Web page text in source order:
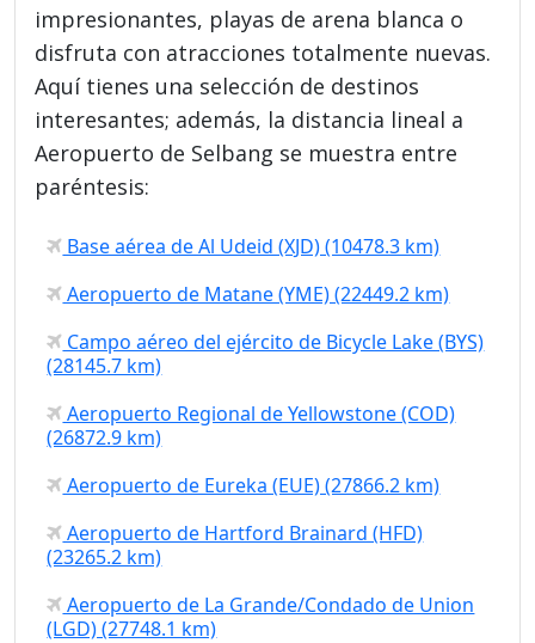
impresionantes, playas de arena blanca o
disfruta con atracciones totalmente nuevas.
Aquí tienes una selección de destinos
interesantes; además, la distancia lineal a
Aeropuerto de Selbang se muestra entre
paréntesis:
Base aérea de Al Udeid (XJD) (10478.3 km)
Aeropuerto de Matane (YME) (22449.2 km)
Campo aéreo del ejército de Bicycle Lake (BYS)
(28145.7 km)
Aeropuerto Regional de Yellowstone (COD)
(26872.9 km)
Aeropuerto de Eureka (EUE) (27866.2 km)
Aeropuerto de Hartford Brainard (HFD)
(23265.2 km)
Aeropuerto de La Grande/Condado de Union
(LGD) (27748.1 km)